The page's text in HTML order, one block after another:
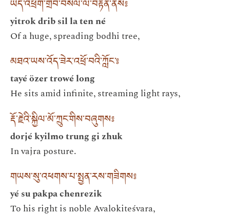
ཡིད་འཕྲོག་གྲིབ་བསིལ་ལ་བརྟེན་ནས༔
yitrok drib sil la ten né
Of a huge, spreading bodhi tree,
མཐའ་ཡས་འོད་ཟེར་འཕྲོ་བའི་ཀློང་༔
tayé özer trowé long
He sits amid infinite, streaming light rays,
རྡོ་རྗེའི་སྐྱིལ་མོ་ཀྲུང་གིས་བཞུགས༔
dorjé kyilmo trung gi zhuk
In vajra posture.
གཡས་སུ་འཕགས་པ་སྤྱན་རས་གཟིགས༔
yé su pakpa chenrezik
To his right is noble Avalokiteśvara,